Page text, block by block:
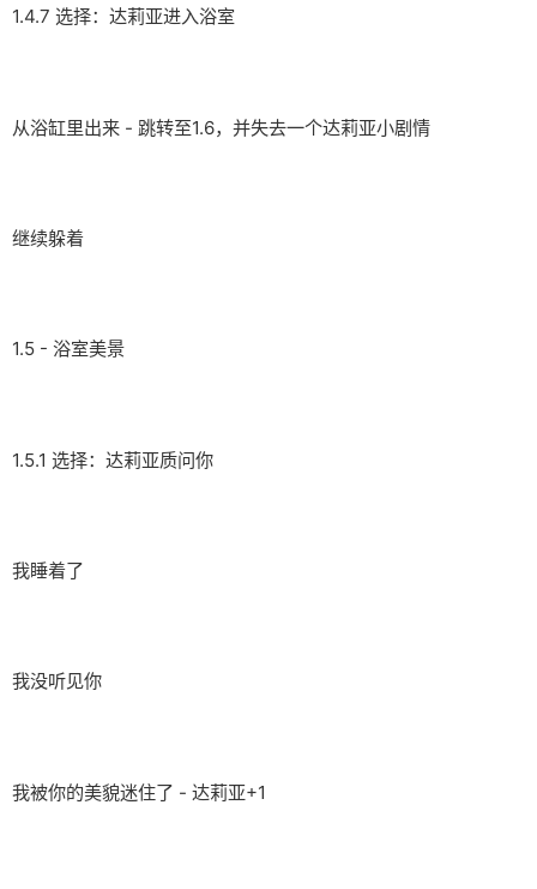
1.4.7 选择：达莉亚进入浴室
从浴缸里出来 - 跳转至1.6，并失去一个达莉亚小剧情
继续躲着
1.5 - 浴室美景
1.5.1 选择：达莉亚质问你
我睡着了
我没听见你
我被你的美貌迷住了 - 达莉亚+1